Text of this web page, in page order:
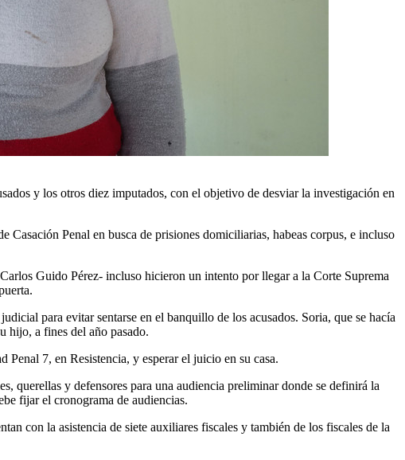
y los otros diez imputados, con el objetivo de desviar la investigación en
Penal en busca de prisiones domiciliarias, habeas corpus, e incluso
Guido Pérez- incluso hicieron un intento por llegar a la Corte Suprema
para evitar sentarse en el banquillo de los acusados. Soria, que se hacía
hijo, a fines del año pasado.
7, en Resistencia, y esperar el juicio en su casa.
querellas y defensores para una audiencia preliminar donde se definirá la
fijar el cronograma de audiencias.
con la asistencia de siete auxiliares fiscales y también de los fiscales de la